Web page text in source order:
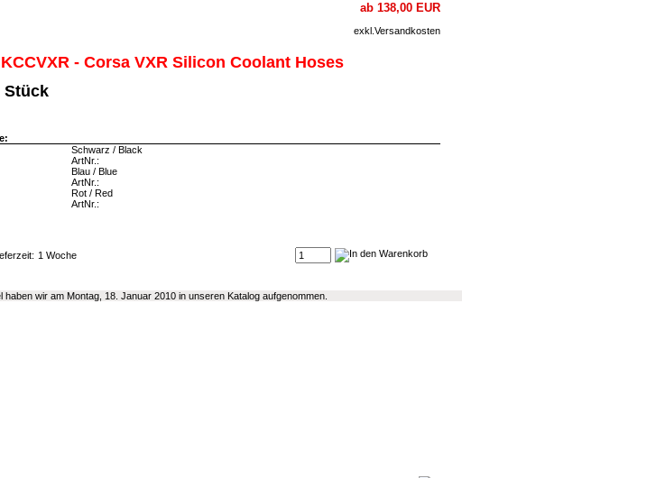
ab 138,00 EUR
exkl. Versandkosten
- Corsa VXR Silicon Coolant Hoses
Stück
Schwarz / Black
ArtNr.:
Blau / Blue
ArtNr.:
Rot / Red
ArtNr.:
1 Woche
haben wir am Montag, 18. Januar 2010 in unseren Katalog aufgenommen.